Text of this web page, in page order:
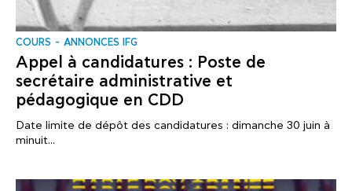
COURS ANNONCES IFG
Appel à candidatures : Poste de
secrétaire administrative et
pédagogique en CDD
Date limite de dépôt des candidatures : dimanche 30 juin à
minuit...